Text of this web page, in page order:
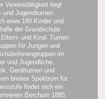
Vereinstätigkeit liegt
Jugendturnen.
etwa 180 Kinder und
der Grundschule
und Kind- Turnen
für Jungen und
im
und Jugendliche.
Gerätturnen und
breites Spektrum für
findet sich ein
Berchum 1885.